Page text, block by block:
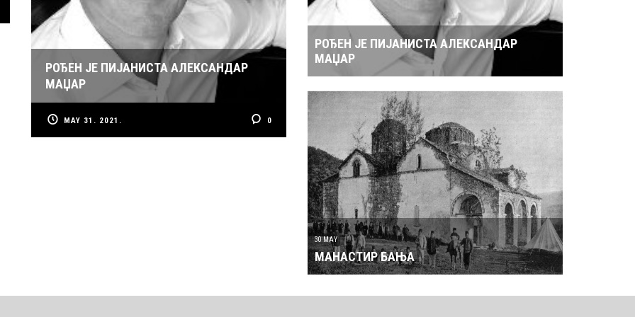
РОЂЕН ЈЕ ПИЈАНИСТА АЛЕКСАНДАР
МАЏАР
MAY 31. 2021. 0
РОЂЕН ЈЕ ПИЈАНИСТА АЛЕКСАНДАР
МАЏАР
30 MAY
МАНАСТИР БАЊА